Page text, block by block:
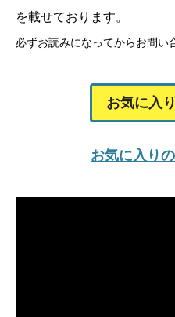
を載せております。
必ずお読みになってからお問い
お気に入
お気に入り